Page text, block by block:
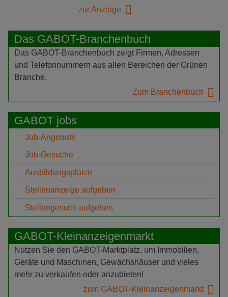
zur Anzeige
Das GABOT-Branchenbuch
Das GABOT-Branchenbuch zeigt Firmen, Adressen
und Telefonnummern aus allen Bereichen der Grünen
Branche.
Zum Branchenbuch
GABOT jobs
Job-Angebote
Job-Gesuche
Ausbildungsplätze
Stellenanzeige aufgeben
Stellengesuch aufgeben
GABOT-Kleinanzeigenmarkt
Nutzen Sie den GABOT-Marktplatz, um Immobilien,
Geräte und Maschinen, Gewächshäuser und vieles
mehr zu verkaufen oder anzubieten!
zum GABOT-Kleinanzeigenmarkt